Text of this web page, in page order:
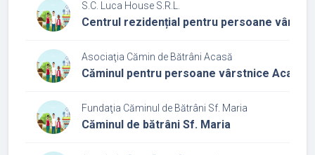
S.C. Luca House S.R.L.
Centrul rezidențial pentru persoane
Asociaţia Cămin de Bătrâni Acasă
Căminul pentru persoane vârstnice Acasă 1
Fundaţia Căminul de Bătrâni Sf. Maria
Căminul de bătrâni Sf. Maria